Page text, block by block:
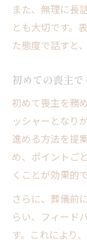
また、無理に長
とも大切です。
た態度で話すと
初めての喪主
初めて喪主を務
ッシャーとなり
進める方法を提
め、ポイントご
くことが効果的で
さらに、葬儀前
らい、フィード
す。これにより